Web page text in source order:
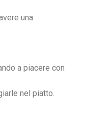
una
a piacere con
nel piatto.